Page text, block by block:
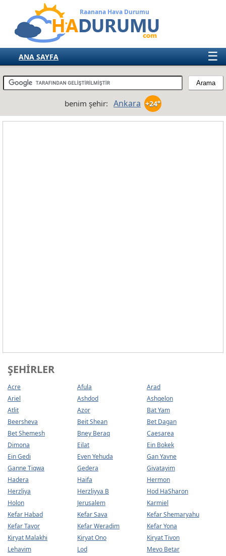
Raanana Hava Durumu
☰
ANA SAYFA
TÜRKİYE
benim şehir: Ankara +24°
ŞEHIRLER
Acre Afula
Arad
Ariel
Ashdod
Ashqelon
Atlit
Azor
Bat Yam
Beersheva
Beit Shean
Bet Dagan
Bet Shemesh
Bney Beraq
Caesarea
Dimona
Eilat
Ein Bokek
Ein Gedi
Even Yehuda
Gan Yavne
Ganne Tiqwa
Gedera
Givatayim
Hadera
Haifa
Hermon
Herzliya
Herzliyya B
Hod HaSharon
Holon
Jerusalem
Karmiel
Kefar Habad
Kefar Sava
Kefar Shemaryahu
Kefar Tavor
Kefar Weradim
Kefar Yona
Kiryat Malakhi
Kiryat Ono
Kiryat Tivon
Lehavim
Lod
Mevo Betar